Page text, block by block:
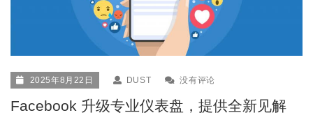
2025年8月22日 DUST 没有评论
Facebook 升级专业仪表盘，提供全新见解